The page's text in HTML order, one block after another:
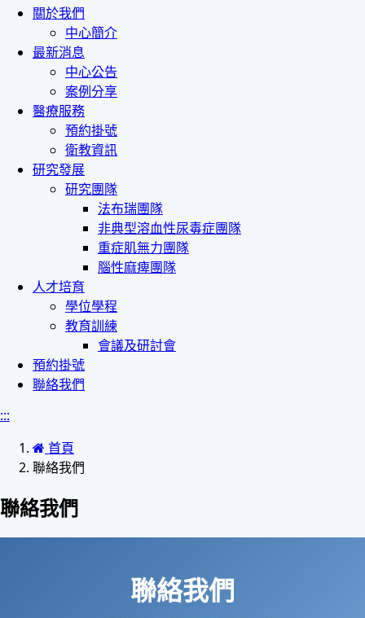
Toggle
navigation
關於我們
中心簡介
最新消息
中心公告
案例分享
醫療服務
預約掛號
衛教資訊
研究發展
研究團隊
法布瑞團隊
非典型溶血性尿毒症團隊
重症肌無力團隊
腦性麻痺團隊
人才培育
學位學程
教育訓練
會議及研討會
預約掛號
聯絡我們
:::
首頁
聯絡我們
聯絡我們
聯絡我們